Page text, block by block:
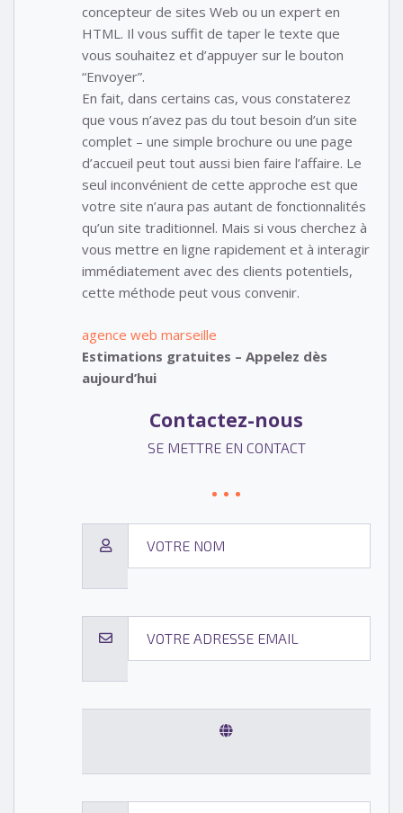
concepteur de sites Web ou un expert en
HTML. Il vous suffit de taper le texte que
vous souhaitez et d’appuyer sur le bouton
“Envoyer”.
En fait, dans certains cas, vous constaterez
que vous n’avez pas du tout besoin d’un site
complet – une simple brochure ou une page
d’accueil peut tout aussi bien faire l’affaire. Le
seul inconvénient de cette approche est que
votre site n’aura pas autant de fonctionnalités
qu’un site traditionnel. Mais si vous cherchez à
vous mettre en ligne rapidement et à interagir
immédiatement avec des clients potentiels,
cette méthode peut vous convenir.
agence web marseille
Estimations gratuites – Appelez dès
aujourd’hui
Contactez-nous
SE METTRE EN CONTACT